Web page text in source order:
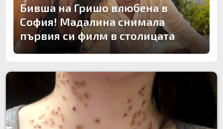
Бивша на Гришо влюбена в
София! Мадалина снимала
първия си филм в столицата